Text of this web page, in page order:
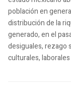
población en
distribución de la
generado, en el
desiguales, rezago
culturales,